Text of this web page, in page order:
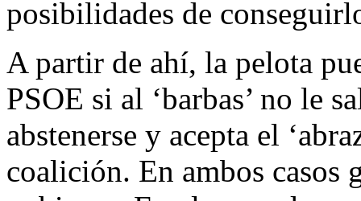
posibilidades de
A partir de ahí, la pelota
PSOE si al ‘barbas’ no le
abstenerse y acepta el
coalición. En ambos casos